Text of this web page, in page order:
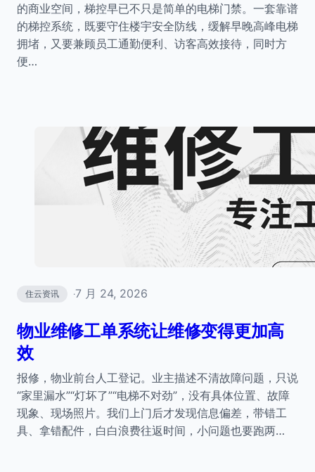
的商业空间，梯控早已不只是简单的电梯门禁。一套靠谱
的梯控系统，既要守住楼宇安全防线，缓解早晚高峰电梯
拥堵，又要兼顾员工通勤便利、访客高效接待，同时方
便…
住云资讯 ·7 月 24, 2026
物业维修工单系统让维修变得更加高
效
报修，物业前台人工登记。业主描述不清故障问题，只说
“家里漏水”“灯坏了”“电梯不对劲”，没有具体位置、故障
现象、现场照片。我们上门后才发现信息偏差，带错工
具、拿错配件，白白浪费往返时间，小问题也要跑两…